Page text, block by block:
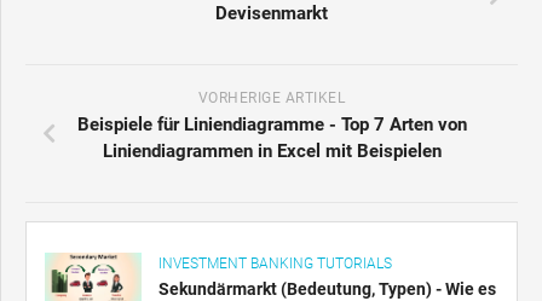
Devisenmarkt
VORHERIGE ARTIKEL
Beispiele für Liniendiagramme - Top 7 Arten von
Liniendiagrammen in Excel mit Beispielen
INVESTMENT BANKING TUTORIALS
Sekundärmarkt (Bedeutung, Typen) - Wie es